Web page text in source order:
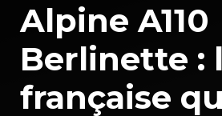
Alpine A110
Berlinette :
française